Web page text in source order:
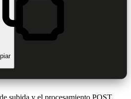
subida y el procesamiento POST.